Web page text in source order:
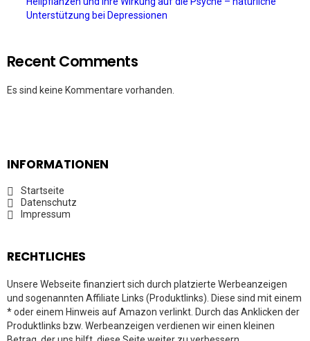
Unterstützung bei Depressionen
Recent Comments
Es sind keine Kommentare vorhanden.
INFORMATIONEN
Startseite
Datenschutz
Impressum
RECHTLICHES
Unsere Webseite finanziert sich durch platzierte Werbeanzeigen
und sogenannten Affiliate Links (Produktlinks). Diese sind mit einem
* oder einem Hinweis auf Amazon verlinkt. Durch das Anklicken der
Produktlinks bzw. Werbeanzeigen verdienen wir einen kleinen